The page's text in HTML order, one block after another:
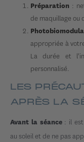
Préparation :
de maquillage ou
appropriée à
La durée et
personnalisé.
LES
APRÈS LA
Avant la séance: il est
au soleil et de ne pas